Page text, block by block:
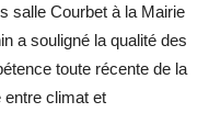
salle Courbet à la Mairie
a souligné la qualité des
toute récente de la
entre climat et